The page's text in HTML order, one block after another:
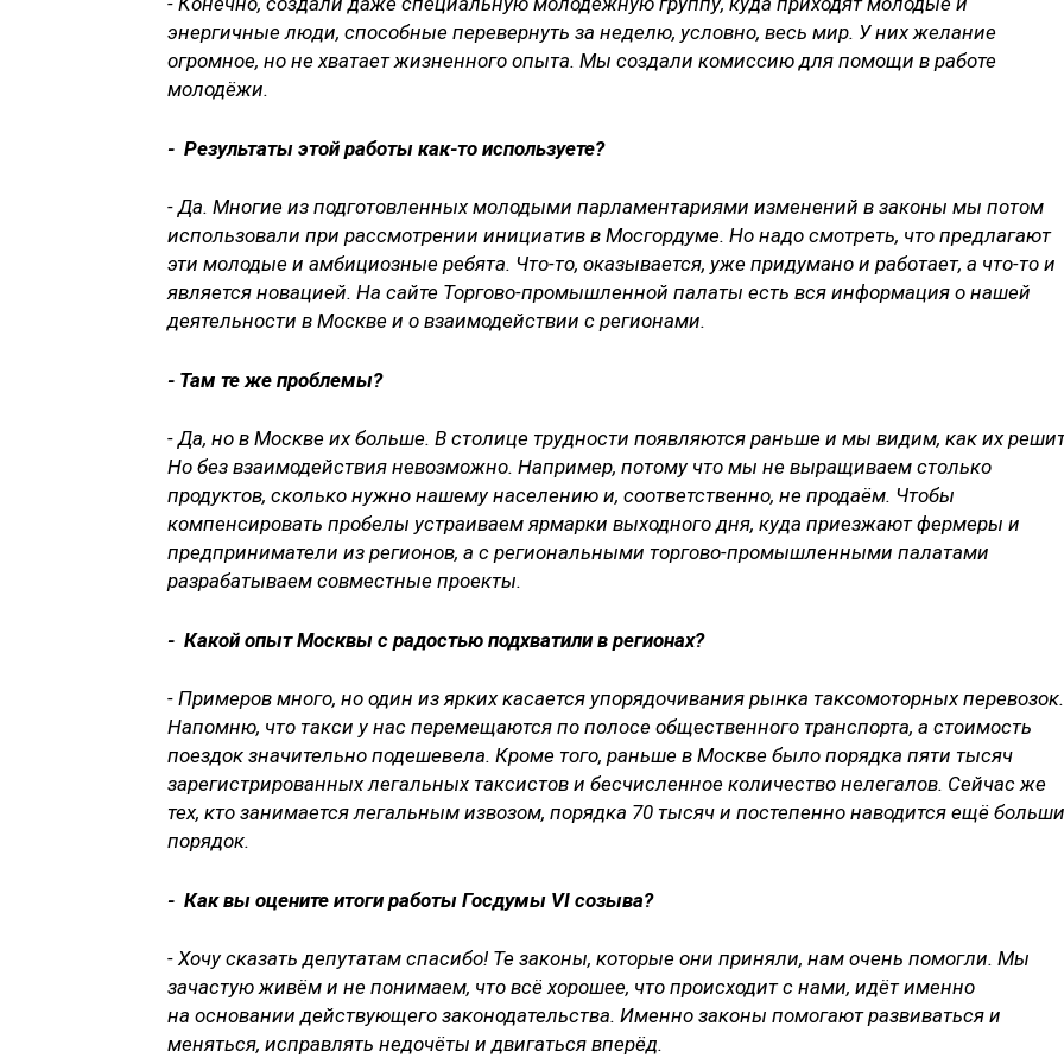
энергичные люди, способные перевернуть за неделю, условно, весь мир. У них желание
огромное, но не хватает жизненного опыта. Мы создали комиссию для помощи в работе
молодёжи.
- Результаты этой работы как-то используете?
- Да. Многие из подготовленных молодыми парламентариями изменений в законы мы потом
использовали при рассмотрении инициатив в Мосгордуме. Но надо смотреть, что предлагают
эти молодые и амбициозные ребята. Что-то, оказывается, уже придумано и работает, а что-то и
является новацией. На сайте Торгово-промышленной палаты есть вся информация о нашей
деятельности в Москве и о взаимодействии с регионами.
- Там те же проблемы?
- Да, но в Москве их больше. В столице трудности появляются раньше и мы видим, как их
Но без взаимодействия невозможно. Например, потому что мы не выращиваем столько
продуктов, сколько нужно нашему населению и, соответственно, не продаём. Чтобы
компенсировать пробелы устраиваем ярмарки выходного дня, куда приезжают фермеры и
предприниматели из регионов, а с региональными торгово-промышленными палатами
разрабатываем совместные проекты.
- Какой опыт Москвы с радостью подхватили в регионах?
- Примеров много, но один из ярких касается упорядочивания рынка таксомоторных перевозок.
Напомню, что такси у нас перемещаются по полосе общественного транспорта, а стоимость
поездок значительно подешевела. Кроме того, раньше в Москве было порядка пяти тысяч
зарегистрированных легальных таксистов и бесчисленное количество нелегалов. Сейчас же
тех, кто занимается легальным извозом, порядка 70 тысяч и постепенно наводится ещё
порядок.
- Как вы оцените итоги работы Госдумы VI созыва?
- Хочу сказать депутатам спасибо! Те законы, которые они приняли, нам очень помогли. Мы
зачастую живём и не понимаем, что всё хорошее, что происходит с нами, идёт именно
на основании действующего законодательства. Именно законы помогают развиваться и
меняться, исправлять недочёты и двигаться вперёд.